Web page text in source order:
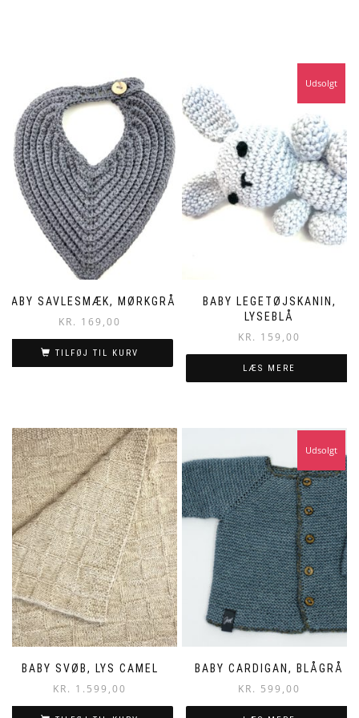
BABY SAVLESMÆK, MØRKGRÅ
KR. 169,00
TILFØJ TIL KURV
BABY LEGETØJSKANIN,
LYSEBLÅ
KR. 159,00
Udsolgt
LÆS MERE
BABY SVØB, LYS CAMEL
KR. 1.599,00
BABY CARDIGAN, BLÅGRÅ
KR. 599,00
Udsolgt